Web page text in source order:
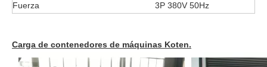
Fuerza
3P 380V 50Hz
Carga de contenedores de máquinas Koten.